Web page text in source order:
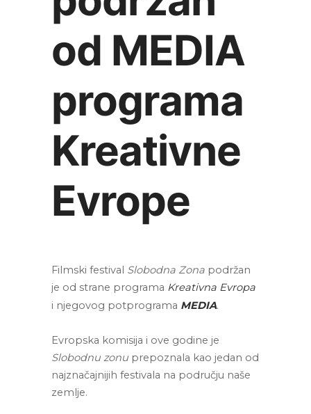
od MEDIA
programa
Kreativne
Evrope
Filmski festival Slobodna Zona podržan
je od strane programa Kreativna Evropa
i njegovog potprograma MEDIA.
Slobodnu zonu prepoznala kao jedan od
najznačajnijih festivala na području naše
zemlje.